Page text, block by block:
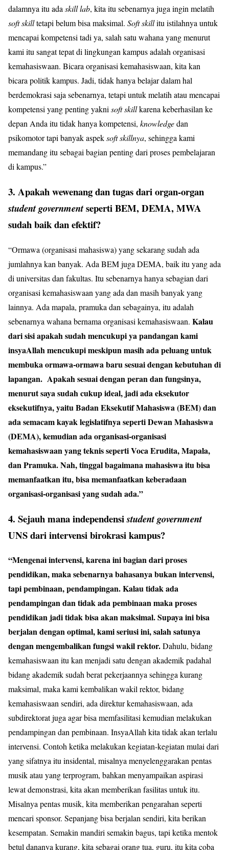
dalamnya itu adaskill lab, kita itu sebenarnya juga ingin melatih
soft skilltetapi belum bisa maksimal. Soft skillitu istilahnya untuk
mencapai kompetensi tadi ya, salah satu wahana yang menurut
kami itu sangat tepat di lingkungan kampus adalah organisasi
kemahasiswaan. Bicara organisasi kemahasiswaan, kita kan
bicara politik kampus. Jadi, tidak hanya belajar dalam hal
berdemokrasi saja sebenarnya, tetapi untuk melatih atau mencapai
kompetensi yang penting yaknisoft skillkarena keberhasilan ke
depan Anda itu tidak hanya kompetensi, knowledgedan
psikomotor tapi banyak aspeksoft skillnya, sehingga kami
memandang itu sebagai bagian penting dari proses pembelajaran
di kampus.”
3. Apakah wewenang dan tugas dari organ-organ
student governmentseperti BEM, DEMA, MWA
sudah baik dan efektif?
“Ormawa (organisasi mahasiswa) yang sekarang sudah ada
jumlahnya kan banyak. Ada BEM juga DEMA, baik itu yang ada
di universitas dan fakultas. Itu sebenarnya hanya sebagian dari
organisasi kemahasiswaan yang ada dan masih banyak yang
lainnya. Ada mapala, pramuka dan sebagainya, itu adalah
sebenarnya wahana bernama organisasi kemahasiswaan. Kalau
dari sisi apakah sudah mencukupi ya pandangan kami
insyaAllah mencukupi meskipun masih ada peluang untuk
membuka ormawa-ormawa baru sesuai dengan kebutuhan di
lapangan. Apakah sesuai dengan peran dan fungsinya,
menurut saya sudah cukup ideal, jadi ada eksekutor
eksekutifnya, yaitu Badan Eksekutif Mahasiswa (BEM) dan
ada semacam kayak legislatifnya seperti Dewan Mahasiswa
(DEMA), kemudian ada organisasi-organisasi
kemahasiswaan yang teknis seperti Voca Erudita, Mapala,
dan Pramuka. Nah, tinggal bagaimana mahasiswa itu bisa
memanfaatkan itu, bisa memanfaatkan keberadaan
organisasi-organisasi yang sudah ada.”
4. Sejauh mana independensistudent government
UNS dari intervensi birokrasi kampus?
“Mengenai intervensi, karena ini bagian dari proses
pendidikan, maka sebenarnya bahasanya bukan intervensi,
tapi pembinaan, pendampingan. Kalau tidak ada
pendampingan dan tidak ada pembinaan maka proses
pendidikan jadi tidak bisa akan maksimal. Supaya ini bisa
berjalan dengan optimal, kami seriusi ini, salah satunya
dengan mengembalikan fungsi wakil rektor.Dahulu, bidang
kemahasiswaan itu kan menjadi satu dengan akademik padahal
bidang akademik sudah berat pekerjaannya sehingga kurang
maksimal, maka kami kembalikan wakil rektor, bidang
kemahasiswaan sendiri, ada direktur kemahasiswaan, ada
subdirektorat juga agar bisa memfasilitasi kemudian melakukan
pendampingan dan pembinaan. InsyaAllah kita tidak akan terlalu
intervensi. Contoh ketika melakukan kegiatan-kegiatan mulai dari
yang sifatnya itu insidental, misalnya menyelenggarakan pentas
musik atau yang terprogram, bahkan menyampaikan aspirasi
lewat demonstrasi, kita akan memberikan fasilitas untuk itu.
Misalnya pentas musik, kita memberikan pengarahan seperti
mencari sponsor. Sepanjang bisa berjalan sendiri, kita berikan
kesempatan. Semakin mandiri semakin bagus, tapi ketika mentok
betul dananya kurang, kita sebagai orang tua, guru, itu kita coba